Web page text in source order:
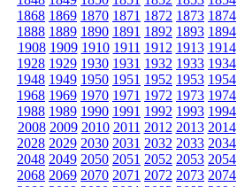
1868 1869 1870 1871 1872 1873 1874
1888 1889 1890 1891 1892 1893 1894
1908 1909 1910 1911 1912 1913 1914
1928 1929 1930 1931 1932 1933 1934
1948 1949 1950 1951 1952 1953 1954
1968 1969 1970 1971 1972 1973 1974
1988 1989 1990 1991 1992 1993 1994
2008 2009 2010 2011 2012 2013 2014
2028 2029 2030 2031 2032 2033 2034
2048 2049 2050 2051 2052 2053 2054
2068 2069 2070 2071 2072 2073 2074